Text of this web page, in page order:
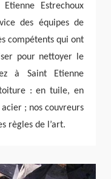
Estrechoux
des équipes de
compétents qui ont
pour nettoyer le
à Saint Etienne
toiture : en tuile, en
; nos couvreurs
règles de l’art.